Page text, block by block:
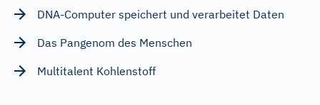
DNA-Computer speichert und verarbeitet Daten
Das Pangenom des Menschen
Multitalent Kohlenstoff